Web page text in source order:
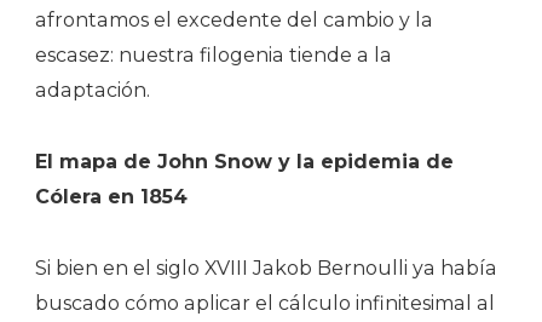
afrontamos el excedente del cambio y la
escasez: nuestra filogenia tiende a la
adaptación.
El mapa de John Snow y la epidemia de
Cólera en 1854
Si bien en el siglo XVIII Jakob Bernoulli ya había
buscado cómo aplicar el cálculo infinitesimal al